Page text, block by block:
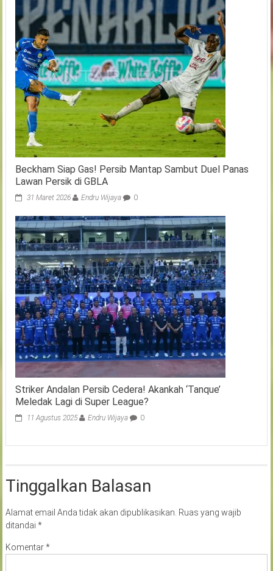
Beckham Siap Gas! Persib Mantap Sambut Duel Panas
Lawan Persik di GBLA
31 Maret 2026 Endru Wijaya 0
Striker Andalan Persib Cedera! Akankah ‘Tanque’
Meledak Lagi di Super League?
11 Agustus 2025 Endru Wijaya 0
Tinggalkan Balasan
Alamat email Anda tidak akan dipublikasikan. Ruas yang wajib
ditandai *
Komentar*